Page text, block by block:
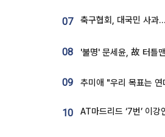
07
08
09
10